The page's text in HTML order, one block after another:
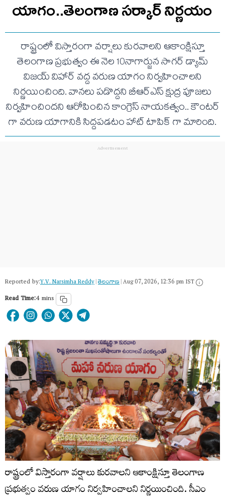
యాగం..తెలంగాణ సర్కార్ నిర్ణయం
రాష్ట్రంలో విస్తారంగా వర్షాలు కురవాలని ఆకాంక్షిస్తూ
తెలంగాణ ప్రభుత్వం ఈ నెల 10నాగార్జున సాగర్ డ్యామ్
విజయ్ విహార్ వద్ద వరుణ యాగం నిర్వహించాలని
నిర్ణయించింది. వానలు పడొద్దని బీఆర్ఎస్ క్షుద్ర పూజలు
నిర్వహించిందని ఆరోపించిన కాంగ్రెస్ నాయకత్వం.. కౌంటర్
గా వరుణ యాగానికి సిద్దపడటం హాట్ టాపిక్ గా మారింది.
Reported by:Y.V. Narsimha Reddy|తెలంగాణ‌|Aug 07, 2026, 12:36 pm IST
Read Time:4 mins
రాష్ట్రంలో విస్తారంగా వర్షాలు కురవాలని ఆకాంక్షిస్తూ తెలంగాణ
ప్రభుత్వం వరుణ యాగం నిర్వహించాలని నిర్ణయించింది. సీఎం